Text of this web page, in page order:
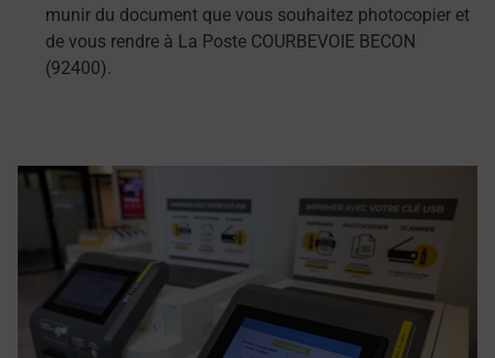
munir du document que vous souhaitez photocopier et
de vous rendre à La Poste COURBEVOIE BECON
(92400).